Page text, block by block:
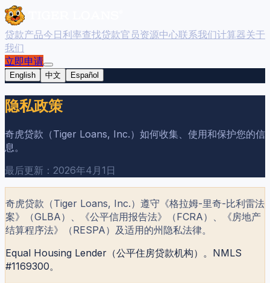
贷款产品今日利率查找贷款官员资源中心联系我们计算器关于
我们
立即申请
English 中文 Español
隐私政策
奇虎贷款（Tiger Loans, Inc.）如何收集、使用和保护您的信
息。
最后更新：2026年4月1日
奇虎贷款（Tiger Loans, Inc.）遵守《格拉姆-里奇-比利雷法
案》（GLBA）、《公平信用报告法》（FCRA）、《房地产
结算程序法》（RESPA）及适用的州隐私法律。
Equal Housing Lender（公平住房贷款机构）。NMLS
#1169300。